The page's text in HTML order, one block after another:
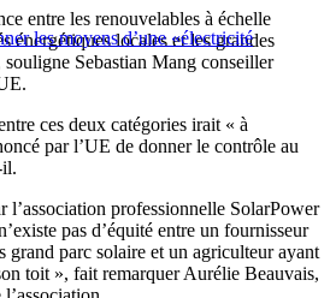
les moyens d’une «électricité
entre les renouvelables à échelle
énergétiques locales et les grandes
Sebastian Mang conseiller
ces deux catégories irait « à
par l’UE de donner le contrôle au
il.
l’association professionnelle SolarPower
pas d’équité entre un fournisseur
grand parc solaire et un agriculteur ayant
toit », fait remarquer Aurélie Beauvais,